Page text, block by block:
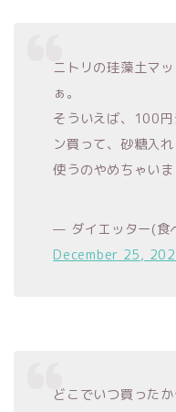
ニトリの珪藻土マ
ぁ。
そういえば、100
ン買って、砂糖入
使うのやめちゃいま
— ダイエッター(食
December 25,
どこでいつ買った